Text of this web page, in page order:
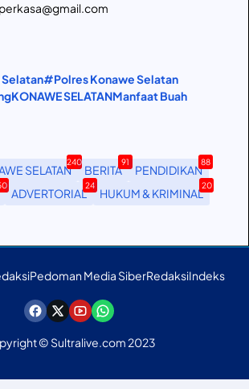
#Polres Konawe Selatan
KONAWE SELATANManfaat Buah
SELATAN
240
BERITA
91
PENDIDIKAN
88
ADVERTORIAL
24
HUKUM & KRIMINAL
20
Pedoman Media SiberRedaksiIndeks
© Sultralive.com 2023